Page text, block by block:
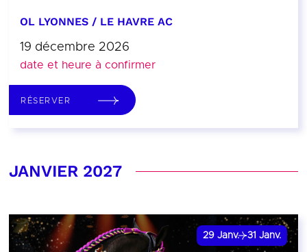
OL LYONNES / LE HAVRE AC
19 décembre 2026
date et heure à confirmer
RÉSERVER
JANVIER 2027
29 Janv. 31 Janv.